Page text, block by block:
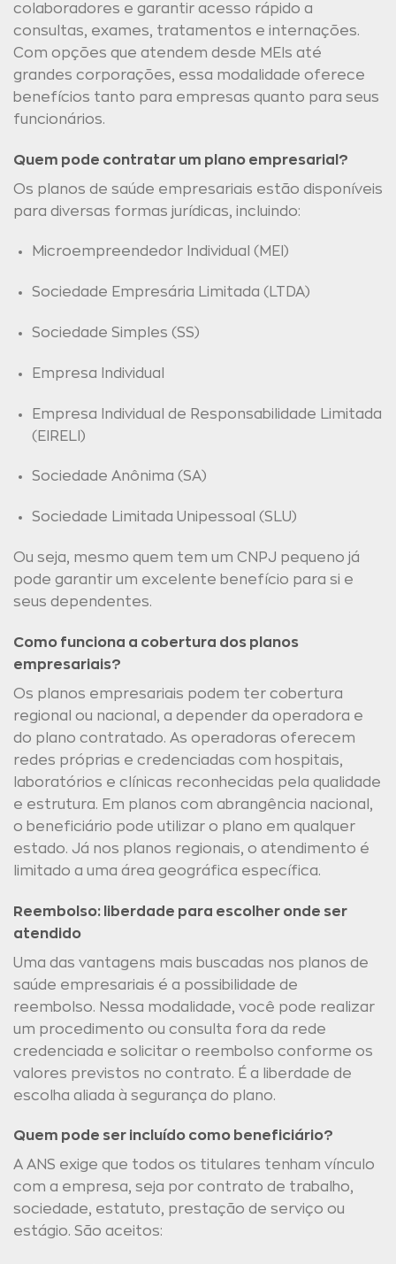
colaboradores e garantir acesso rápido a
consultas, exames, tratamentos e internações.
Com opções que atendem desde MEIs até
grandes corporações, essa modalidade oferece
benefícios tanto para empresas quanto para seus
funcionários.
Quem pode contratar um plano empresarial?
Os planos de saúde empresariais estão disponíveis
para diversas formas jurídicas, incluindo:
Microempreendedor Individual (MEI)
Sociedade Empresária Limitada (LTDA)
Sociedade Simples (SS)
Empresa Individual
Empresa Individual de Responsabilidade Limitada
(EIRELI)
Sociedade Anônima (SA)
Sociedade Limitada Unipessoal (SLU)
Ou seja, mesmo quem tem um CNPJ pequeno já
pode garantir um excelente benefício para si e
seus dependentes.
Como funciona a cobertura dos planos
empresariais?
Os planos empresariais podem ter cobertura
regional ou nacional, a depender da operadora e
do plano contratado. As operadoras oferecem
redes próprias e credenciadas com hospitais,
laboratórios e clínicas reconhecidas pela qualidade
e estrutura. Em planos com abrangência nacional,
o beneficiário pode utilizar o plano em qualquer
estado. Já nos planos regionais, o atendimento é
limitado a uma área geográfica específica.
Reembolso: liberdade para escolher onde ser
atendido
Uma das vantagens mais buscadas nos planos de
saúde empresariais é a possibilidade de
reembolso. Nessa modalidade, você pode realizar
um procedimento ou consulta fora da rede
credenciada e solicitar o reembolso conforme os
valores previstos no contrato. É a liberdade de
escolha aliada à segurança do plano.
Quem pode ser incluído como beneficiário?
A ANS exige que todos os titulares tenham vínculo
com a empresa, seja por contrato de trabalho,
sociedade, estatuto, prestação de serviço ou
estágio. São aceitos: